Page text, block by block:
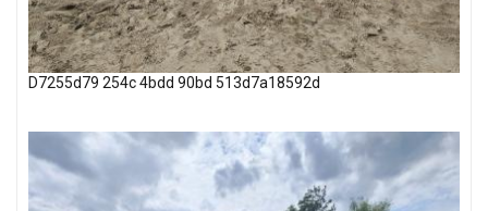
D7255d79 254c 4bdd 90bd 513d7a18592d